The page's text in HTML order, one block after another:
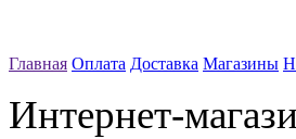
Главная Оплата Доставка Магазины
Интернет-